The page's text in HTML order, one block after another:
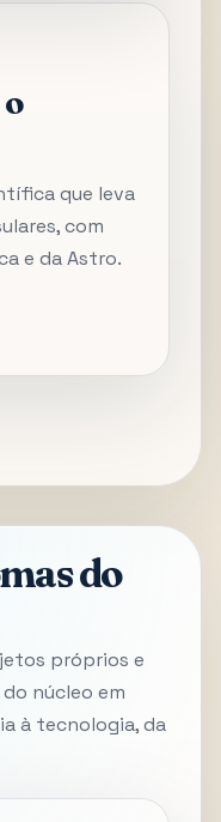
que leva
com
e da Astro.
do
próprios e
núcleo em
à tecnologia, da